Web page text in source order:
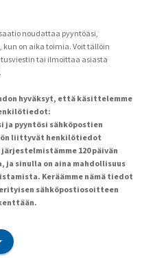
noudattaa pyyntöäsi,
on aika toimia. Voit tällöin
tai ilmoittaa asiasta
hyväksyt, että käsittelemme
ja pyyntösi sähköpostien
liittyvät henkilötiedot
120 päivän
sinulla on aina mahdollisuus
Keräämme nämä tiedot
sähköpostiosoitteen